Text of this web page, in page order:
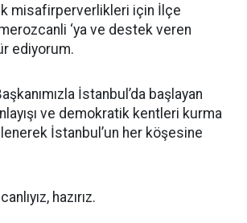
misafirperverlikleri için İlçe
‘ya ve destek veren
ediyorum.
İstanbul’da başlayan
ve demokratik kentleri kurma
İstanbul’un her köşesine
hazırız.